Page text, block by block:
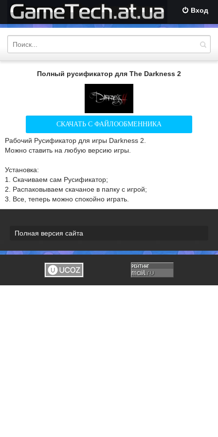
Вход
Полный русификатор для The Darkness 2
СКАЧАТЬ С ФАЙЛООБМЕННИКА
Рабочий Русификатор для игры Darkness 2.
Можно ставить на любую версию игры.
Установка:
1. Скачиваем сам Русификатор;
2. Распаковываем скачаное в папку с игрой;
3. Все, теперь можно спокойно играть.
Полная версия сайта